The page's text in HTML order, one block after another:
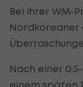
Bei ihrer WM-
Nach einer
einem späten